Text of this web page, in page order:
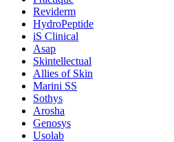
Reviderm
HydroPeptide
iS Clinical
Asap
Skintellectual
Allies of Skin
Marini SS
Sothys
Arosha
Genosys
Usolab